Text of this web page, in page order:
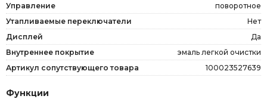
Управление
поворотное
Утапливаемые переключатели
Нет
Дисплей
Да
Внутреннее покрытие
эмаль легкой очистки
Артикул сопутствующего товара
100023527639
Функции